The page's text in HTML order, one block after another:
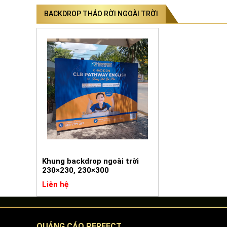
BACKDROP THÁO RỜI NGOÀI TRỜI
Khung backdrop ngoài trời
230×230, 230×300
Liên hệ